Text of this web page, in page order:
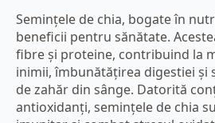
Semințele de chia, bogate în
beneficii pentru sănătate.
fibre și proteine, contribuind la
inimii, îmbunătățirea digestiei și
de zahăr din sânge. Datorită
antioxidanți, semințele de chia